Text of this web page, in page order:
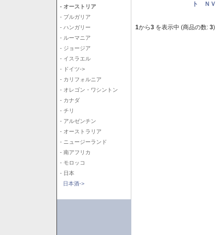
- オーストリア
- ブルガリア
- ハンガリー
- ルーマニア
- ジョージア
- イスラエル
- ドイツ->
- カリフォルニア
- オレゴン・ワシントン
- カナダ
- チリ
- アルゼンチン
- オーストラリア
- ニュージーランド
- 南アフリカ
- モロッコ
- 日本
日本酒->
ト ＮＶ
1から3 を表示中 (商品の数: 3)